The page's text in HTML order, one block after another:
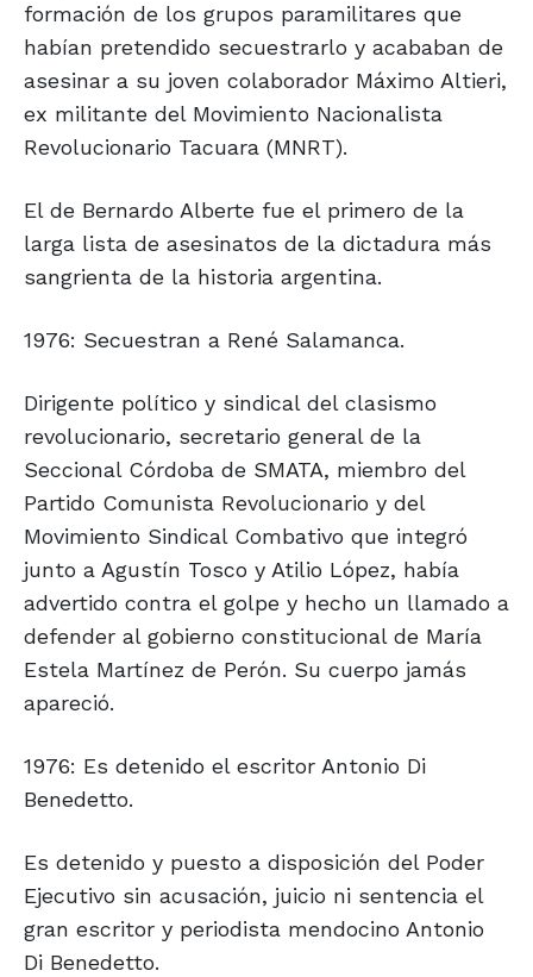
formación de los grupos paramilitares que
habían pretendido secuestrarlo y acababan de
asesinar a su joven colaborador Máximo Altieri,
ex militante del Movimiento Nacionalista
Revolucionario Tacuara (MNRT).
El de Bernardo Alberte fue el primero de la
larga lista de asesinatos de la dictadura más
sangrienta de la historia argentina.
1976: Secuestran a René Salamanca.
Dirigente político y sindical del clasismo
revolucionario, secretario general de la
Seccional Córdoba de SMATA, miembro del
Partido Comunista Revolucionario y del
Movimiento Sindical Combativo que integró
junto a Agustín Tosco y Atilio López, había
advertido contra el golpe y hecho un llamado a
defender al gobierno constitucional de María
Estela Martínez de Perón. Su cuerpo jamás
apareció.
1976: Es detenido el escritor Antonio Di
Benedetto.
Es detenido y puesto a disposición del Poder
Ejecutivo sin acusación, juicio ni sentencia el
gran escritor y periodista mendocino Antonio
Di Benedetto.